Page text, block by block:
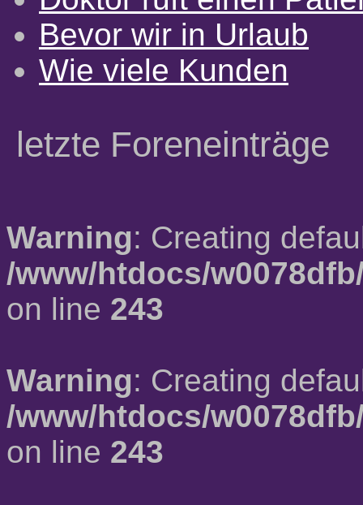
Bevor wir in Urlaub
Wie viele Kunden
letzte Foreneinträge
Warning: Creating
/www/htdocs/
on line 243
Warning: Creating
/www/htdocs/
on line 243